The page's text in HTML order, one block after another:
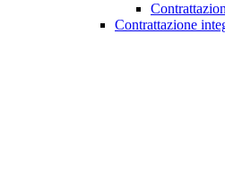
Contrattazione